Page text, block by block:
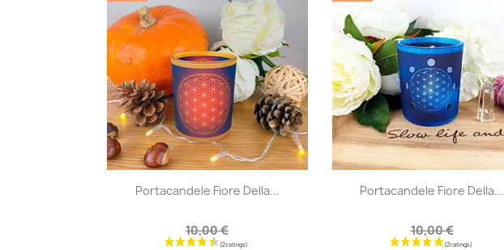
| 
Portacandele Fiore Della...
10,00 €
| 
Portacandele Fiore Della...
10,00 €